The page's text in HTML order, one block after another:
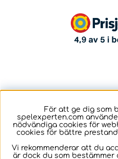
För att ge dig som
spelexperten.com
nödvändiga cookies för
cookies för bättre
Vi rekommenderar att du
är dock du som bestämmer